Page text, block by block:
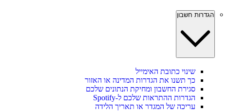
הגדרות חשבון
שינוי כתובת האימייל
כך תשנו את הגדרות המדינה או האזור
סגירת החשבון ומחיקת הנתונים שלכם
הגדרות ההתראות שלכם ל-Spotify
עריכה של המגדר או תאריך הלידה